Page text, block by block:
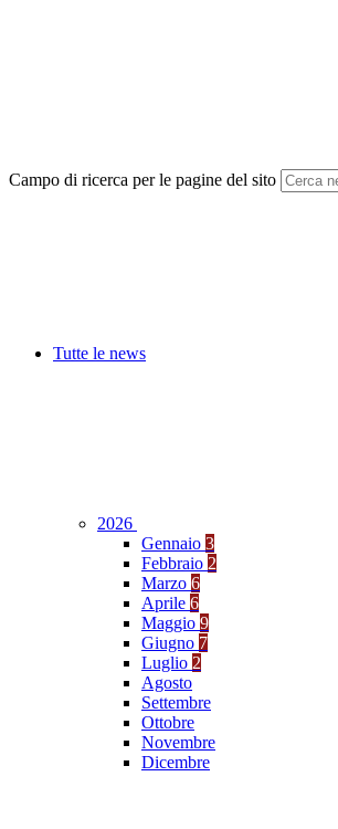
Campo di ricerca per le pagine del sito
Tutte le news
2026
Gennaio 3
Febbraio 2
Marzo 6
Aprile 6
Maggio 9
Giugno 7
Luglio 2
Agosto
Settembre
Ottobre
Novembre
Dicembre